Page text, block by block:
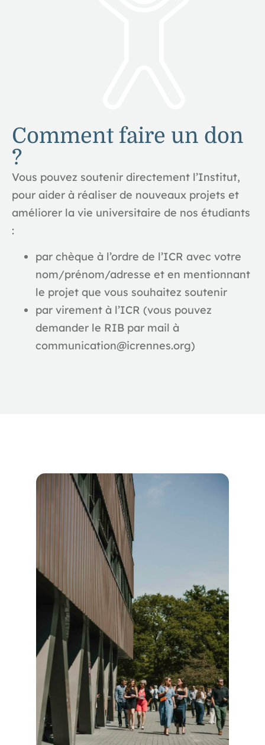
Comment faire un don
?
Vous pouvez soutenir directement l’Institut,
pour aider à réaliser de nouveaux projets et
améliorer la vie universitaire de nos étudiants
:
par chèque à l’ordre de l’ICR avec votre
nom/prénom/adresse et en mentionnant
le projet que vous souhaitez soutenir
par virement à l’ICR (vous pouvez
demander le RIB par mail à
communication@icrennes.org)